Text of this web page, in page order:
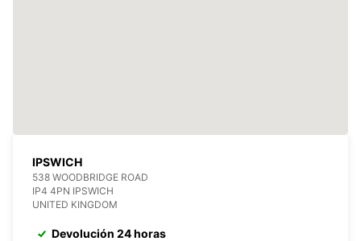
IPSWICH
538 WOODBRIDGE ROAD
IP4 4PN IPSWICH
UNITED KINGDOM
Devolución 24 horas